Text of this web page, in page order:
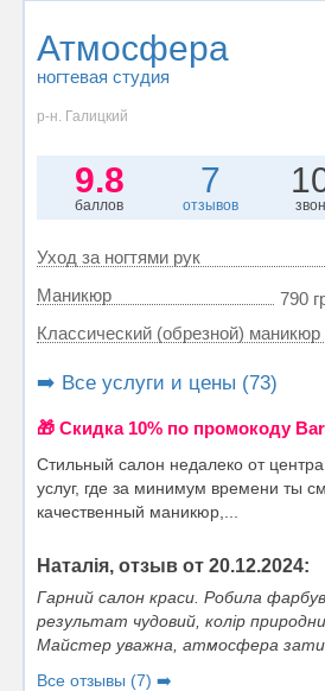
Атмосфера
ногтевая студия
р-н. Галицкий
9.8
баллов
7
отзывов
Уход за ногтями рук
Маникюр
790
Классический (обрезной) маникюр
➡️ Все услуги и цены (73)
🎁 Cкидка 10% по промокоду
Стильный салон недалеко от
услуг, где за минимум времени ты
качественный маникюр,...
Наталія, отзыв от 20.12.2024:
Гарний салон краси. Робила
результат чудовий, колір
Майстер уважна, атмосфера
Все отзывы (7) ➡️